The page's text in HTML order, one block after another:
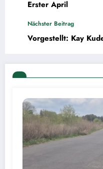
Erster April
Nächster Beitrag
Vorgestellt: Kay